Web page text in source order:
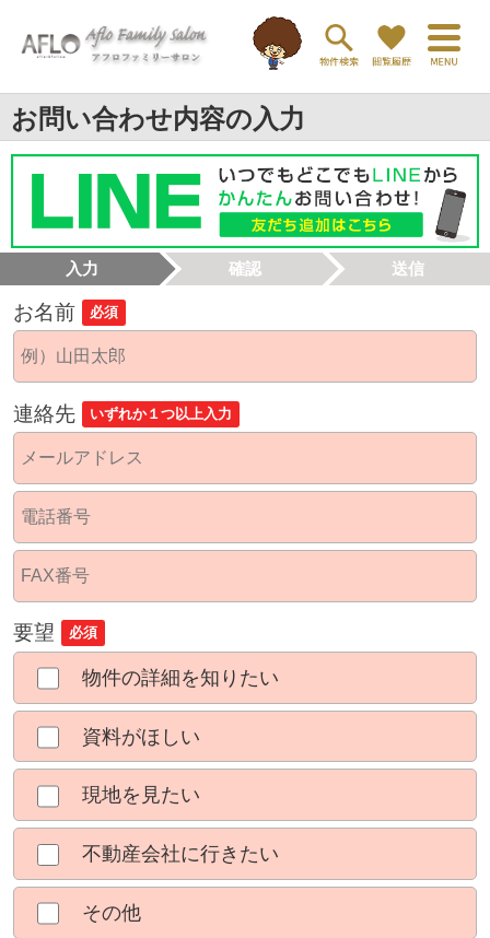
お問い合わせ内容の入力
入力 確認 送信
お名前 必須
連絡先 いずれか１つ以上入力
要望 必須
物件の詳細を知りたい
資料がほしい
現地を見たい
不動産会社に行きたい
その他